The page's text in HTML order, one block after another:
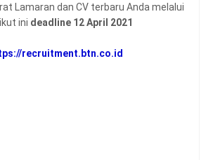
Lamaran dan CV terbaru Anda melalui
ini deadline 12 April 2021
recruitment.btn.co.id